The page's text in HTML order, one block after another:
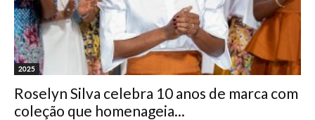
2025
Roselyn Silva celebra 10 anos de marca com
coleção que homenageia...